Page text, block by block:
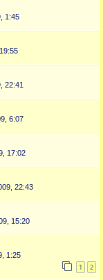
1:45
22:41
6:07
17:02
22:43
15:20
1:25
1 2